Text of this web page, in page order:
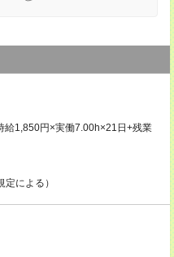
給1,850円×実働7.00h×21日+残業
による）